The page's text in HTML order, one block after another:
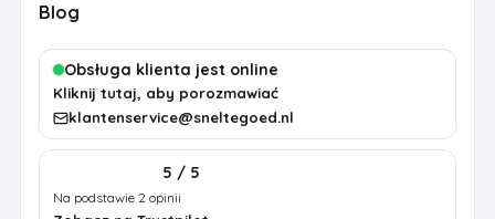
Blog
Obsługa klienta jest online
Kliknij tutaj, aby porozmawiać
klantenservice@sneltegoed.nl
5 / 5
Na podstawie 2 opinii